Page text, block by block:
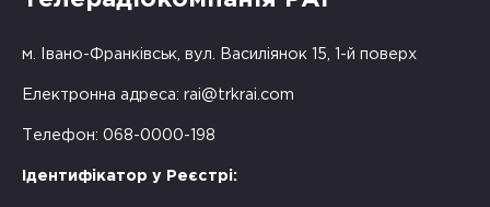
м. Івано-Франківськ, вул. Василіянок 15, 1-й поверх
Електронна адреса: rai@trkrai.com
Телефон: 068-0000-198
Ідентифікатор у Реєстрі: